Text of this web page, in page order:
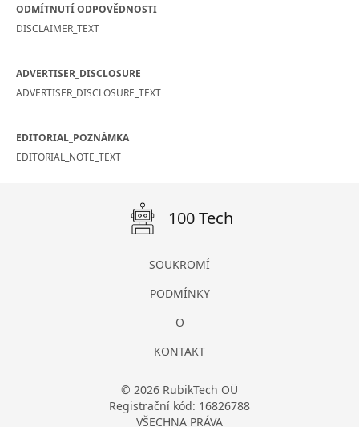
ODMÍTNUTÍ ODPOVĚDNOSTI
DISCLAIMER_TEXT
ADVERTISER_DISCLOSURE
ADVERTISER_DISCLOSURE_TEXT
EDITORIAL_POZNÁMKA
EDITORIAL_NOTE_TEXT
100 Tech
SOUKROMÍ
PODMÍNKY
O
KONTAKT
© 2026 RubikTech OÜ
Registrační kód: 16826788
VŠECHNA PRÁVA